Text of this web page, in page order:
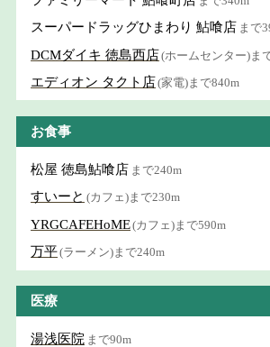
スーパードラッグひまわり 鮎喰店 まで
DCMダイキ 徳島西店(ホームセンター)ま
エディオン タクト店(家電)まで840m
お食事
松屋 徳島鮎喰店 まで240m
すいーと (カフェ)まで230m
YRGCAFEHoME(カフェ)まで590m
万平(ラーメン)まで240m
医療
湯浅医院 まで90m